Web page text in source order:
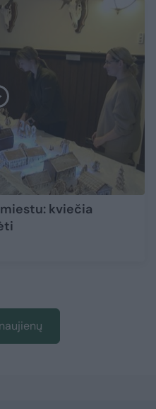
kviečia